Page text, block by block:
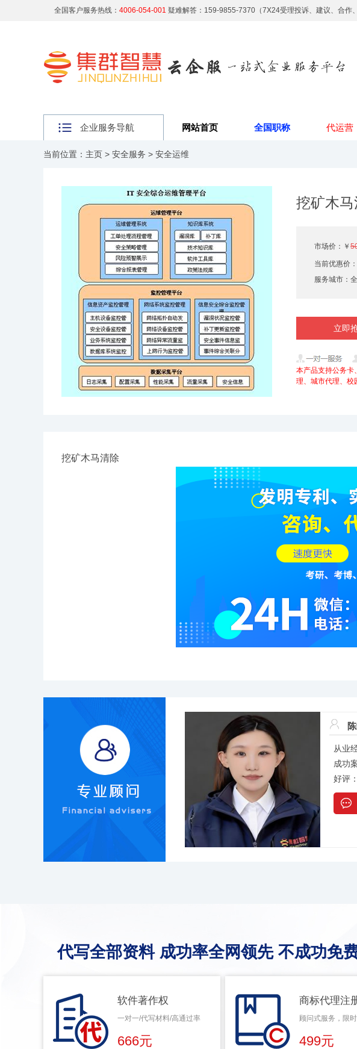
全国客户服务热线： 4006-054-001 疑难解答：159-9855-7370（7X24受理投诉、建议、合
企业服务导航 网站首页 全国职称 代运营
当前位置： 主页 > 安全服务 > 安全运维
挖矿木马
市场价：￥
当前优惠价：
服务城市：
立即
本产品支持公务卡
理、城市代理、校
挖矿木马清除
从业
成功
好评：
代写全部资料 成功率全网领先 不成功
软件著作权
一对一/代写材料/高通过率
666元
商标代理注
顾问式服务，限时
499元